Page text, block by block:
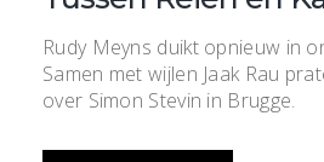
Rudy Meyns duikt opnieuw in
Samen met wijlen Jaak Rau
over Simon Stevin in Brugge.